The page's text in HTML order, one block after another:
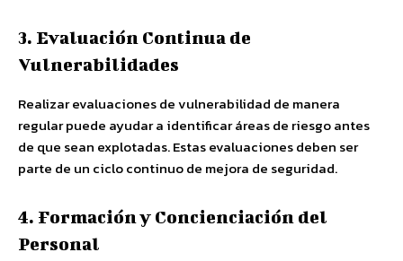
3. Evaluación Continua de
Vulnerabilidades
Realizar evaluaciones de vulnerabilidad de manera
regular puede ayudar a identificar áreas de riesgo antes
de que sean explotadas. Estas evaluaciones deben ser
parte de un ciclo continuo de mejora de seguridad.
4. Formación y Concienciación del
Personal